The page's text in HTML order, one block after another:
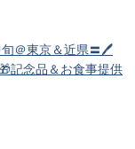
＠東京＆近県〓🖊
記念品＆お食事提供